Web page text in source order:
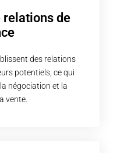
relations de
des relations
potentiels, ce qui
négociation et la
vente.